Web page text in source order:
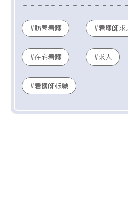
訪問看護 看護師求
在宅看護 求人
看護師転職